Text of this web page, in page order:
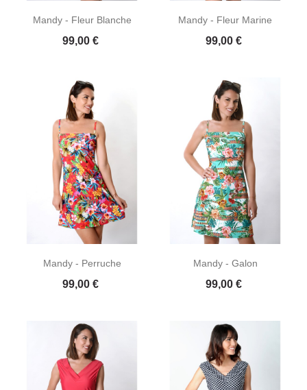
Mandy - Fleur Blanche
Prix
99,00 €
Mandy - Fleur Marine
Prix
99,00 €
Mandy - Perruche
Prix
99,00 €
Mandy - Galon
Prix
99,00 €